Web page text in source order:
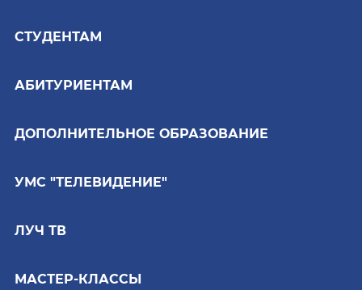
СТУДЕНТАМ
АБИТУРИЕНТАМ
ДОПОЛНИТЕЛЬНОЕ ОБРАЗОВАНИЕ
УМС "ТЕЛЕВИДЕНИЕ"
ЛУЧ ТВ
МАСТЕР-КЛАССЫ